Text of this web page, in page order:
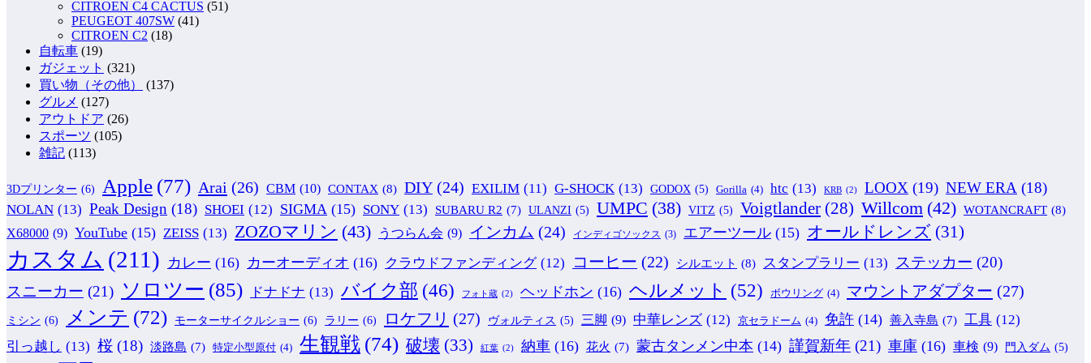
CITROEN C4 CACTUS (51)
PEUGEOT 407SW (41)
CITROEN C2 (18)
自転車 (19)
ガジェット (321)
買い物（その他）
(137)
グルメ (127)
アウトドア (26)
スポーツ (105)
雑記 (113)
3Dプリンター (6) Apple (77) Arai (26) CBM (10) CONTAX (8) DIY (24) EXILIM (11) G-SHOCK (13) GODOX (5) Gorilla (4) htc (13) KRB (2) LOOX (19) NEW ERA (18)
NOLAN (13) Peak Design (18) SHOEI (12) SIGMA (15) SONY (13) SUBARU R2 (7) ULANZI (5) UMPC (38) VITZ (5) Voigtlander (28) Willcom (42) WOTANCRAFT (8)
X68000 (9) YouTube (15) ZEISS (13) ZOZOマリン (43) うつらん会 (9) インカム (24) インディゴソックス (3) エアーツール (15) オールドレンズ (31)
カスタム (211) カレー (16) カーオーディオ (16) クラウドファンディング (12) コーヒー (22) シルエット (8) スタンプラリー (13) ステッカー (20)
スニーカー (21) ソロツー (85) ドナドナ (13) バイク部 (46) フォト蔵 (2) ヘッドホン (16) ヘルメット (52) ボウリング (4) マウントアダプター (27)
ミシン (6) メンテ (72) モーターサイクルショー (6) ラリー (6) ロケフリ (27) ヴォルティス (5) 三脚 (9) 中華レンズ (12) 京セラドーム (4) 免許 (14) 善入寺島 (7) 工具 (12)
引っ越し (13) 桜 (18) 淡路島 (7) 特定小型原付 (4) 生観戦 (74) 破壊 (33) 紅葉 (2) 納車 (16) 花火 (7) 蒙古タンメン中本 (14) 謹賀新年 (21) 車庫 (16) 車検 (9) 門入ダム (5)